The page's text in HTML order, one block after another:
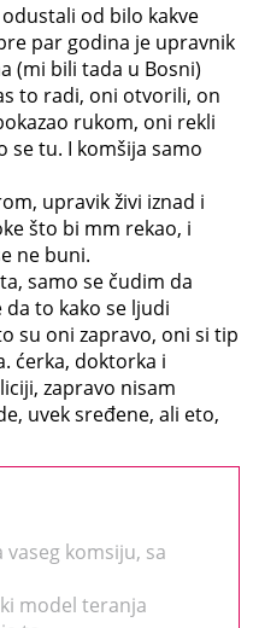
od bilo kakve
par godina je upravnik
(mi bili tada u Bosni)
to radi, oni otvorili, on
rukom, oni rekli
se tu. I komšija samo
upravik živi iznad i
što bi mm rekao, i
ne buni.
samo se čudim da
to kako se ljudi
su oni zapravo, oni si tip
ćerka, doktorka i
zapravo nisam
uvek sređene, ali eto,
komsiju, sa
model teranja